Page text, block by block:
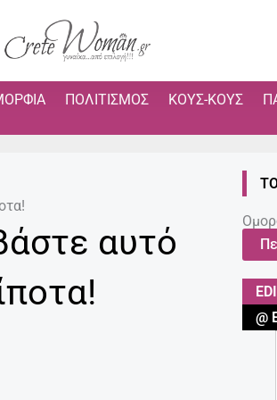
ΠΟΛΙΤΙΣΜΌΣ ΚΟΥΣ-ΚΟΥΣ
αυτό
@